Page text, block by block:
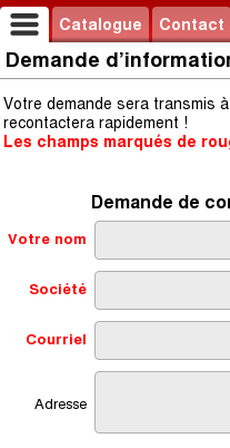
Catalogue Contact
Demande
Votre demande sera transmis
recontactera rapidement !
Les champs marqués de
Demande de
Votre nom
Société
Courriel
Adresse